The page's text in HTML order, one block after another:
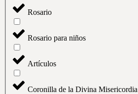
Rosario
Rosario para niños
Artículos
Coronilla de la Divina Misericordia